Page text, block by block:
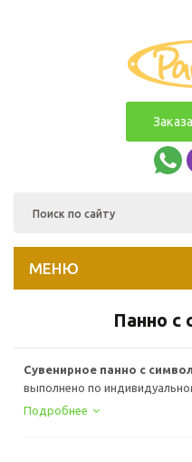
МЕНЮ
Панно с
Сувенирное панно с
выполнено по
Подробнее